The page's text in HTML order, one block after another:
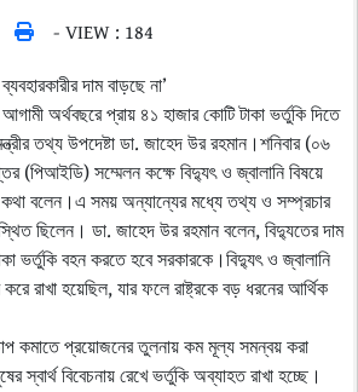
- VIEW : 184
অর্থবছরে প্রায় ৪১ হাজার কোটি টাকা ভর্তুকি দিতে
তথ্য উপদেষ্টা ডা. জাহেদ উর রহমান।শনিবার (০৬
(পিআইডি) সম্মেলন কক্ষে বিদ্যুৎ ও জ্বালানি বিষয়ে
কথা বলেন।এ সময় অন্যান্যের মধ্যে তথ্য ও সম্প্রচার
ছিলেন। ডা. জাহেদ উর রহমান বলেন, বিদ্যুতের দাম
ভর্তুকি বহন করতে হবে সরকারকে।বিদ্যুৎ ও জ্বালানি
করে রাখা হয়েছিল, যার ফলে রাষ্ট্রকে বড় ধরনের আর্থিক
কমাতে প্রয়োজনের তুলনায় কম মূল্য সমন্বয় করা
স্বার্থ বিবেচনায় রেখে ভর্তুকি অব্যাহত রাখা হচ্ছে।